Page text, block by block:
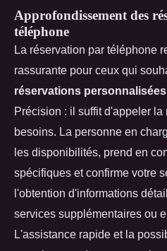
Approfondissement des
téléphone
La réservation par téléphone
rassurante pour ceux qui
réservations personnalisées
Précision : il suffit d'appeler
besoins. La personne en
les disponibilités, prend en
spécifiques et confirme votre
l'obtention d'informations
services supplémentaires ou
L'assistance rapide et la